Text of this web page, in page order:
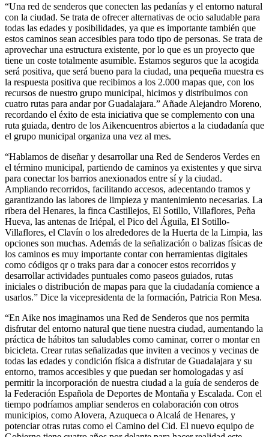
“Una red de senderos que conecten las pedanías y el entorno natural
con la ciudad. Se trata de ofrecer alternativas de ocio saludable para
todas las edades y posibilidades, ya que es importante también que
estos caminos sean accesibles para todo tipo de personas. Se trata de
aprovechar una estructura existente, por lo que es un proyecto que
tiene un coste totalmente asumible. Estamos seguros que la acogida
será positiva, que será bueno para la ciudad, una pequeña muestra es
la respuesta positiva que recibimos a los 2.000 mapas que, con los
recursos de nuestro grupo municipal, hicimos y distribuimos con
cuatro rutas para andar por Guadalajara.” Añade Alejandro Moreno,
recordando el éxito de esta iniciativa que se complemento con una
ruta guiada, dentro de los Aikencuentros abiertos a la ciudadanía que
el grupo municipal organiza una vez al mes.
“Hablamos de diseñar y desarrollar una Red de Senderos Verdes en
el término municipal, partiendo de caminos ya existentes y que sirva
para conectar los barrios anexionados entre sí y la ciudad.
Ampliando recorridos, facilitando accesos, adecentando tramos y
garantizando las labores de limpieza y mantenimiento necesarias. La
ribera del Henares, la finca Castillejos, El Sotillo, Villaflores, Peña
Hueva, las antenas de Iriépal, el Pico del Águila, El Sotillo-
Villaflores, el Clavín o los alrededores de la Huerta de la Limpia, las
opciones son muchas. Además de la señalización o balizas físicas de
los caminos es muy importante contar con herramientas digitales
como códigos qr o traks para dar a conocer estos recorridos y
desarrollar actividades puntuales como paseos guiados, rutas
iniciales o distribución de mapas para que la ciudadanía comience a
usarlos.” Dice la vicepresidenta de la formación, Patricia Ron Mesa.
“En Aike nos imaginamos una Red de Senderos que nos permita
disfrutar del entorno natural que tiene nuestra ciudad, aumentando la
práctica de hábitos tan saludables como caminar, correr o montar en
bicicleta. Crear rutas señalizadas que inviten a vecinos y vecinas de
todas las edades y condición física a disfrutar de Guadalajara y su
entorno, tramos accesibles y que puedan ser homologadas y así
permitir la incorporación de nuestra ciudad a la guía de senderos de
la Federación Española de Deportes de Montaña y Escalada. Con el
tiempo podríamos ampliar senderos en colaboración con otros
municipios, como Alovera, Azuqueca o Alcalá de Henares, y
potenciar otras rutas como el Camino del Cid. El nuevo equipo de